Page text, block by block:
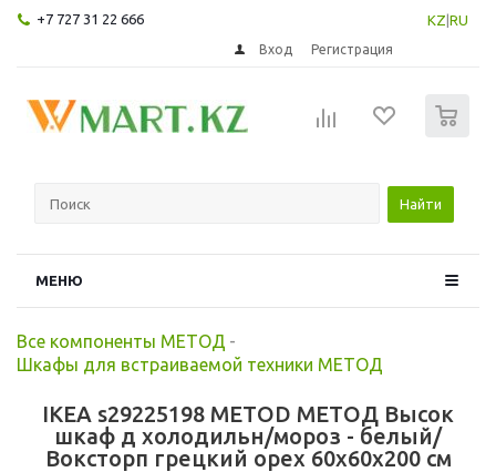
+7 727 31 22 666 KZ RU
Вход Регистрация
Найти
МЕНЮ
Все компоненты МЕТОД -
Шкафы для встраиваемой техники МЕТОД
IKEA s29225198 METOD МЕТОД Высок
шкаф д холодильн/мороз - белый/
Воксторп грецкий орех 60x60x200 см